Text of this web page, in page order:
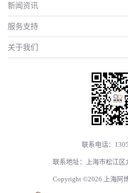
新闻资讯
服务支持
关于我们
联系电话：
联系地址：上海市松江区
Copyright ©2026 上海阿